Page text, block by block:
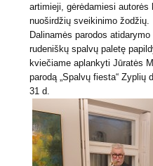
artimieji, gėrėdamiesi autorės
nuoširdžių sveikinimo žodžių.
Dalinamės parodos
rudeniškų spalvų paletę
kviečiame aplankyti Jūratės
parodą „Spalvų fiesta“
31 d.